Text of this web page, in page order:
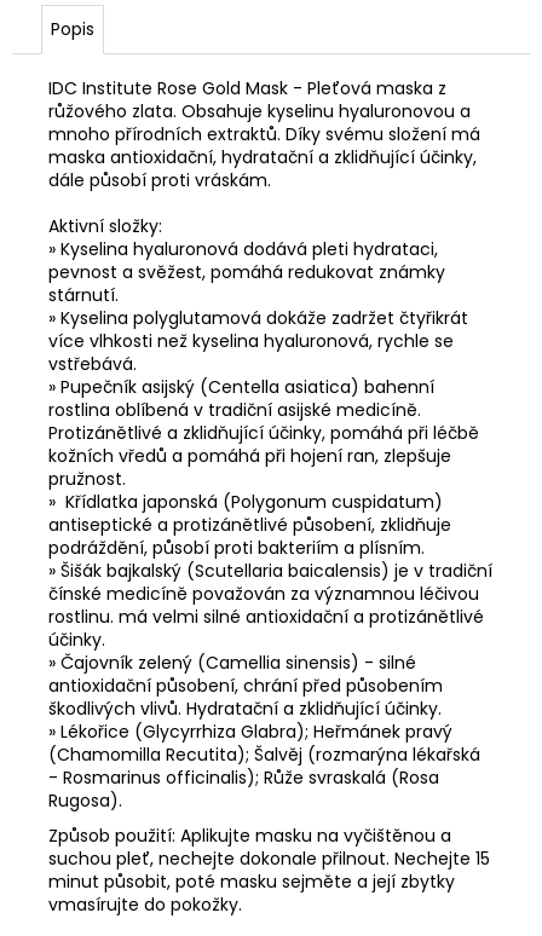
Popis
IDC Institute Rose Gold Mask - Pleťová maska z
růžového zlata. Obsahuje kyselinu hyaluronovou a
mnoho přírodních extraktů. Díky svému složení má
maska antioxidační, hydratační a zklidňující účinky,
dále působí proti vráskám.
Aktivní složky:
» Kyselina hyaluronová dodává pleti hydrataci,
pevnost a svěžest, pomáhá redukovat známky
stárnutí.
» Kyselina polyglutamová dokáže zadržet čtyřikrát
více vlhkosti než kyselina hyaluronová, rychle se
vstřebává.
» Pupečník asijský (Centella asiatica) bahenní
rostlina oblíbená v tradiční asijské medicíně.
Protizánětlivé a zklidňující účinky, pomáhá při léčbě
kožních vředů a pomáhá při hojení ran, zlepšuje
pružnost.
» Křídlatka japonská (Polygonum cuspidatum)
antiseptické a protizánětlivé působení, zklidňuje
podráždění, působí proti bakteriím a plísním.
» Šišák bajkalský (Scutellaria baicalensis) je v tradiční
čínské medicíně považován za významnou léčivou
rostlinu. má velmi silné antioxidační a protizánětlivé
účinky.
» Čajovník zelený (Camellia sinensis) - silné
antioxidační působení, chrání před působením
škodlivých vlivů. Hydratační a zklidňující účinky.
» Lékořice (Glycyrrhiza Glabra); Heřmánek pravý
(Chamomilla Recutita); Šalvěj (rozmarýna lékařská
- Rosmarinus officinalis); Růže svraskalá (Rosa
Rugosa).
Způsob použití: Aplikujte masku na vyčištěnou a
suchou pleť, nechejte dokonale přilnout. Nechejte 15
minut působit, poté masku sejměte a její zbytky
vmasírujte do pokožky.